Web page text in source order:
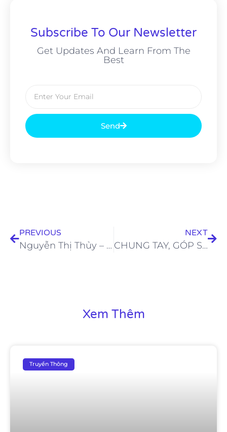
Subscribe To Our Newsletter
Get Updates And Learn From The
Best
Send
PREVIOUS
Nguyễn Thị Thủy – Biểu Tượng Của Tài Năng Và Sắc Đẹp
NEXT
CHUNG TAY, GÓP SỨC LÀM SÂU SẮC HƠN TÌNH HỮU NGHỊ VIỆT – LÀO
Xem Thêm
Truyền Thông